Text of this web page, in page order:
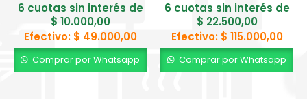
6 cuotas sin interés de
$ 10.000,00
Efectivo: $ 49.000,00
Comprar por Whatsapp
6 cuotas sin interés de
$ 22.500,00
Efectivo: $ 115.000,00
Comprar por Whatsapp